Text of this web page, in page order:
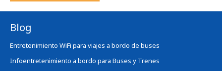
Blog
Entretenimiento WiFi para viajes a bordo de buses
Infoentretenimiento a bordo para Buses y Trenes